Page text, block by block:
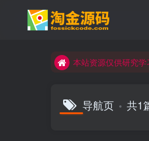
本站资源仅供研究
本站资源仅供研究
导航页 共1